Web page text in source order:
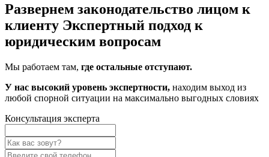
Развернем законодательство лицом к
клиенту Экспертный подход к
юридическим вопросам
Мы работаем там, где остальные отступают.
У нас высокий уровень экспертности, находим выход из
любой спорной ситуации на максимально выгодных словиях
Консультация эксперта